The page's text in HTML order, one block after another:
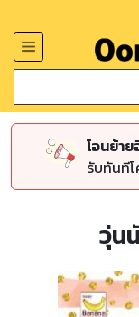
โอนย้า
รับทันที
วุ่น